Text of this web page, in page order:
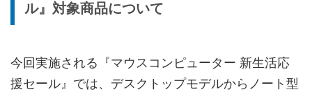
ル』対象商品について
今回実施される『マウスコンピューター 新生活応
援セール』では、デスクトップモデルからノート型